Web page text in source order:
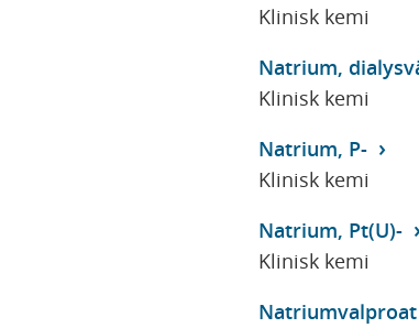
Klinisk kemi
Natrium,
Klinisk kemi
Natrium, P-
Klinisk kemi
Natrium, Pt(U)-
Klinisk kemi
Natriumvalproat